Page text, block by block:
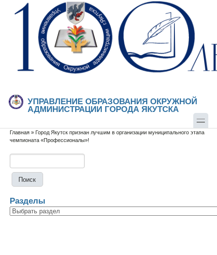
Перейти к основному содержанию
Skip to search
УПРАВЛЕНИЕ ОБРАЗОВАНИЯ ОКРУЖНОЙ
АДМИНИСТРАЦИИ ГОРОДА ЯКУТСКА
Вы здесь
Главная » Город Якутск признан лучшим в организации муниципального этапа
чемпионата «Профессионалы»!
Разделы